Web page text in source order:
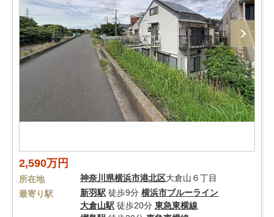
2,590万円
所在地 神奈川県横浜市港北区大倉山６丁目
最寄り駅
新羽駅 徒歩9分 横浜市ブルーライン
大倉山駅 徒歩20分 東急東横線